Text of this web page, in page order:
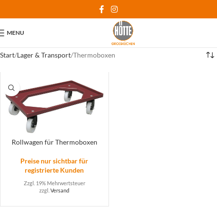
MENU
Start Lager & Transport Thermoboxen
Rollwagen für Thermoboxen
Preise nur sichtbar für
registrierte Kunden
Zzgl. 19% Mehrwertsteuer
zzgl.Versand